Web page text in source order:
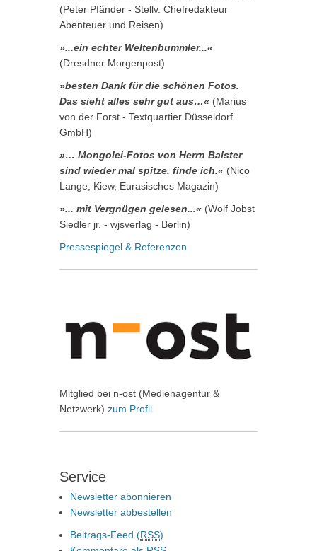
(Peter Pfänder - Stellv. Chefredakteur
Abenteuer und Reisen)
»...ein echter Weltenbummler...«
(Dresdner Morgenpost)
»besten Dank für die schönen Fotos.
Das sieht alles sehr gut aus…« (Marius
von der Forst - Textquartier Düsseldorf
GmbH)
»… Mongolei-Fotos von Herrn Balster
sind wieder mal spitze, finde ich.« (Nico
Lange, Kiew, Eurasisches Magazin)
»... mit Vergnügen gelesen...« (Wolf Jobst
Siedler jr. - wjsverlag - Berlin)
Pressespiegel & Referenzen
Mitglied bei n-ost (Medienagentur &
Netzwerk) zum Profil
Service
Newsletter abonnieren
Newsletter abbestellen
Beitrags-Feed (RSS)